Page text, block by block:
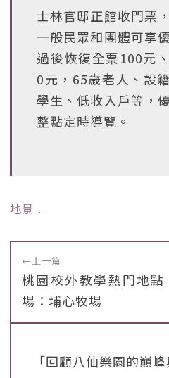
士林官邸正館收門票
一般民眾和團體可享
過後恢復全票100元
0元，65歲老人、設
學生、低收入戶等，
整點定時導覽。
地景 ﹒
←上一篇
桃園校外教學熱門地
場：埔心牧場
「回顧八仙樂園的巔